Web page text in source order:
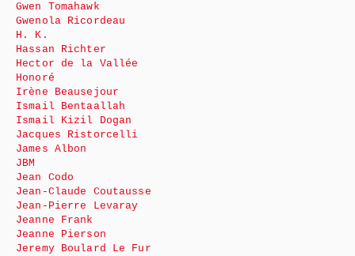
Gwen Tomahawk
Gwenola Ricordeau
H. K.
Hassan Richter
Hector de la Vallée
Honoré
Irène Beausejour
Ismail Bentaallah
Ismail Kizil Dogan
Jacques Ristorcelli
James Albon
JBM
Jean Codo
Jean-Claude Coutausse
Jean-Pierre Levaray
Jeanne Frank
Jeanne Pierson
Jeremy Boulard Le Fur